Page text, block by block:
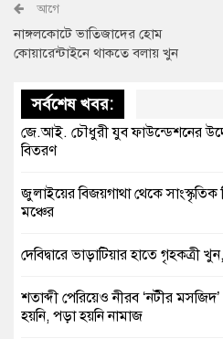
আগে
নাঙ্গলকোটে ভাতিজাদের হোম
কোয়ারেন্টাইনে থাকতে বলায় খুন
সর্বশেষ খবর:
জে.আই. চৌধুরী যুব ফাউন্ডেশনের
বিতরণ
জুলাইয়ের বিজয়গাথা থেকে সাংস্কৃতিক
মঞ্চের
দেবিদ্বারে ভাড়াটিয়ার হাতে গৃহকত্রী
শতাব্দী পেরিয়েও নীরব ‘নটীর
হয়নি, পড়া হয়নি নামাজ